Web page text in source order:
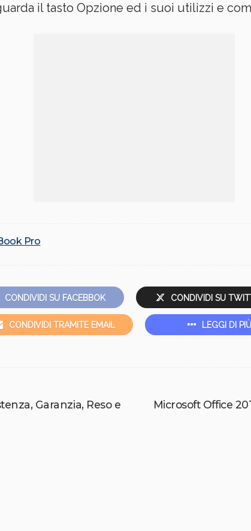
il tasto Opzione ed i suoi utilizzi e
Pro
CONDIVIDI SU FACEBBOK CONDIVIDI SU
CONDIVIDI TRAMITE EMAIL LEGGI DI PIÙ
Garanzia, Reso e
Microsoft Office